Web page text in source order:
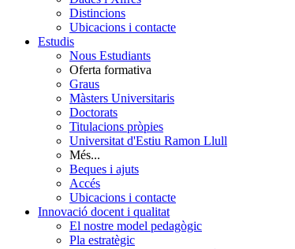
Distincions
Ubicacions i contacte
Estudis
Nous Estudiants
Oferta formativa
Graus
Màsters Universitaris
Doctorats
Titulacions pròpies
Universitat d'Estiu Ramon Llull
Més...
Beques i ajuts
Accés
Ubicacions i contacte
Innovació docent i qualitat
El nostre model pedagògic
Pla estratègic